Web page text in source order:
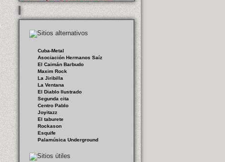
Cuba-Metal
Asociación Hermanos Saíz
El Caimán Barbudo
Maxim Rock
La Jiribilla
La Ventana
El Diablo Ilustrado
Segunda cita
Centro Pablo
Joyitazz
El taburete
Rockason
Esquife
Palamúsica Underground